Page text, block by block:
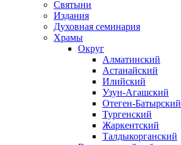
Святыни
Издания
Духовная семинария
Храмы
Округ
Алматинский
Астанайский
Илийский
Узун-Агашский
Отеген-Батырский
Тургенский
Жаркентский
Талдыкорганский